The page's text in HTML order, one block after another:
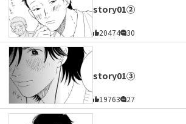
story01②
20474 30
story01③
19763 27